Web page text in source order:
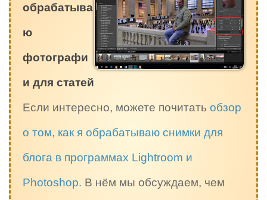
обрабатыва
ю
фотографи
и для статей
Если интересно, можете почитать обзор
о том, как я обрабатываю снимки для
блога в программах Lightroom и
Photoshop. В нём мы обсуждаем, чем